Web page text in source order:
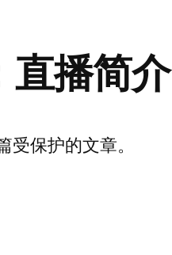
直播简介
保护的文章。